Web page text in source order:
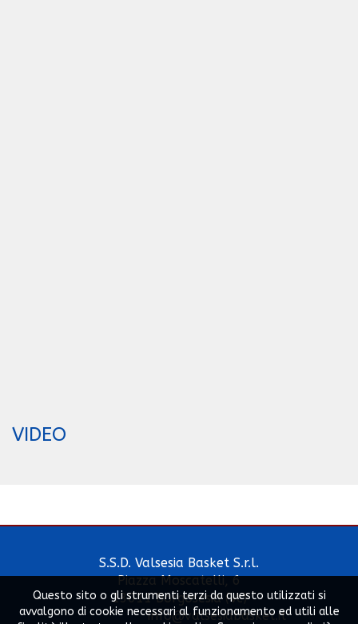
VIDEO
S.S.D. Valsesia Basket S.r.l.
Piazza Moscatelli, 6
13011 Borgosesia (Vc)
info@valsesiabasket.it
Questo sito o gli strumenti terzi da questo utilizzati si
avvalgono di cookie necessari al funzionamento ed utili alle